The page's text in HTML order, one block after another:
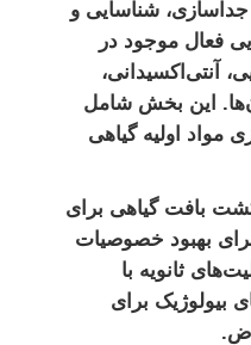
جداسازی، شناسایی و
فعال موجود در
آنتی‌اکسیدانی،
این بخش شامل
مواد اولیه گیاهی
بافت گیاهی برای
برای بهبود خصوصیات
ثانویه با
بیولوژیک برای